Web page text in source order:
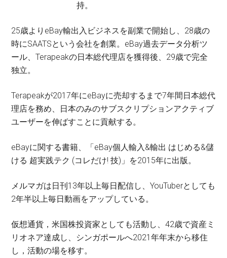
持。
25歳よりeBay輸出入ビジネスを副業で開始し、28歳の
時にSAATSという会社を創業。eBay過去データ分析ツ
ール、Terapeakの日本総代理店を獲得後、29歳で完全
独立。
Terapeakが2017年にeBayに売却するまで7年間日本総代
理店を務め、日本のみのサブスクリプションアクティブ
ユーザーを伸ばすことに貢献する。
eBayに関する書籍、「eBay個人輸入&輸出 はじめる&儲
ける 超実践テク (コレだけ! 技)」を2015年に出版。
メルマガは日刊13年以上毎日配信し、YouTuberとしても
2年半以上毎日動画をアップしている。
仮想通貨，米国株投資家としても活動し、42歳で資産ミ
リオネア達成し、シンガポールへ2021年年末から移住
し，活動の場を移す。